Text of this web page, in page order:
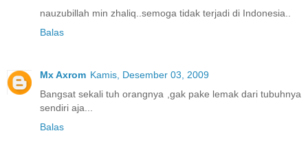
nauzubillah min zhaliq..semoga tidak terjadi di Indonesia..
Balas
Mx Axrom Kamis, Desember 03, 2009
Bangsat sekali tuh orangnya ,gak pake lemak dari tubuhnya
sendiri aja...
Balas